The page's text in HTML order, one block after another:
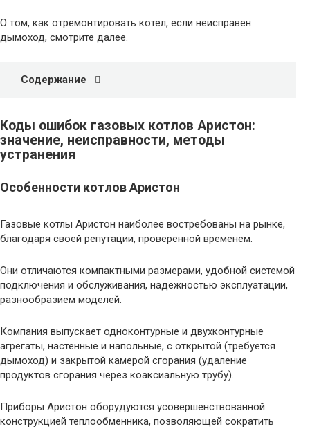
О том, как отремонтировать котел, если неисправен
дымоход, смотрите далее.
Содержание
Коды ошибок газовых котлов Аристон:
значение, неисправности, методы
устранения
Особенности котлов Аристон
Газовые котлы Аристон наиболее востребованы на рынке,
благодаря своей репутации, проверенной временем.
Они отличаются компактными размерами, удобной системой
подключения и обслуживания, надежностью эксплуатации,
разнообразием моделей.
Компания выпускает одноконтурные и двухконтурные
агрегаты, настенные и напольные, с открытой (требуется
дымоход) и закрытой камерой сгорания (удаление
продуктов сгорания через коаксиальную трубу).
Приборы Аристон оборудуются усовершенствованной
конструкцией теплообменника, позволяющей сократить